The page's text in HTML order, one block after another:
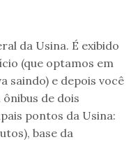
da Usina. É exibido
(que optamos em
saindo) e depois você
de dois
pontos da Usina:
base da